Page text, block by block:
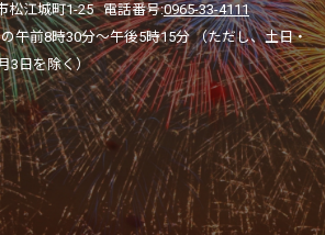
松江城町1-25 電話番号:0965-33-4111
午前8時30分～午後5時15分 （ただし、土日・
3日を除く）